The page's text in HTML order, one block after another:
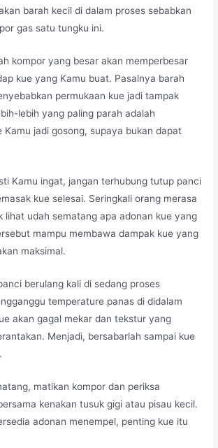
barah kecil di dalam proses sebabkan
gas satu tungku ini.
kompor yang besar akan memperbesar
kue yang Kamu buat. Pasalnya barah
permukaan kue jadi tampak
lebih yang paling parah adalah
Kamu jadi gosong, supaya bukan dapat
Kamu ingat, jangan terhubung tutup panci
kue selesai. Seringkali orang merasa
lihat udah sematang apa adonan kue yang
mampu membawa dampak kue yang
maksimal.
berulang kali di sedang proses
temperature panas di didalam
akan gagal mekar dan tekstur yang
Menjadi, bersabarlah sampai kue
matikan kompor dan periksa
kenakan tusuk gigi atau pisau kecil.
adonan menempel, penting kue itu